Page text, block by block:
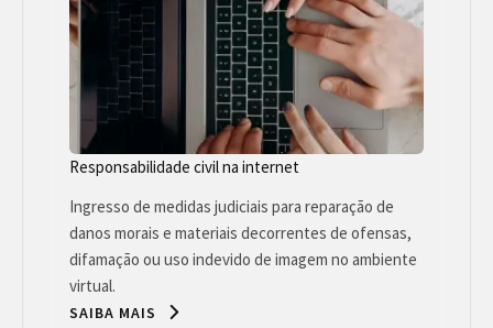
Responsabilidade civil na internet
Ingresso de medidas judiciais para reparação de
danos morais e materiais decorrentes de ofensas,
difamação ou uso indevido de imagem no ambiente
virtual.
SAIBA MAIS